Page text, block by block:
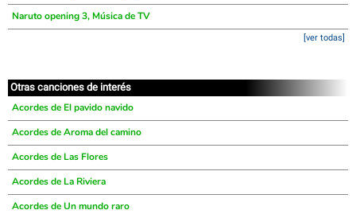
Naruto opening 3, Música de TV
[ver todas]
Otras canciones de interés
Acordes de El pavido navido
Acordes de Aroma del camino
Acordes de Las Flores
Acordes de La Riviera
Acordes de Un mundo raro